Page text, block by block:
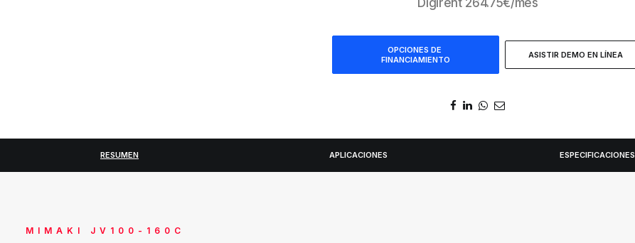
Digirent 264.75€/mes
OPCIONES DE
FINANCIAMIENTO
ASISTIR DEMO EN LÍNEA
RESUMEN APLICACIONES ESPECIFICACIONES
MIMAKI JV100-160C